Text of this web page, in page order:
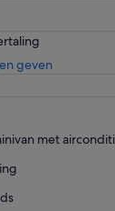
gevenOpent
met